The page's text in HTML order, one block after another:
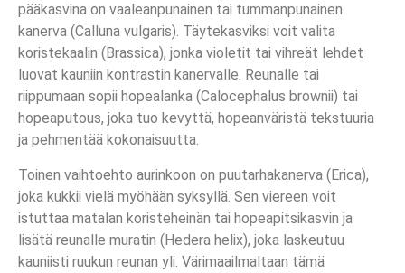
pääkasvina on vaaleanpunainen tai tummanpunainen
kanerva (Calluna vulgaris). Täytekasviksi voit valita
koristekaalin (Brassica), jonka violetit tai vihreät lehdet
luovat kauniin kontrastin kanervalle. Reunalle tai
riippumaan sopii hopealanka (Calocephalus brownii) tai
hopeaputous, joka tuo kevyttä, hopeanväristä tekstuuria
ja pehmentää kokonaisuutta.
Toinen vaihtoehto aurinkoon on puutarhakanerva (Erica),
joka kukkii vielä myöhään syksyllä. Sen viereen voit
istuttaa matalan koristeheinän tai hopeapitsikasvin ja
lisätä reunalle muratin (Hedera helix), joka laskeutuu
kauniisti ruukun reunan yli. Värimaailmaltaan tämä